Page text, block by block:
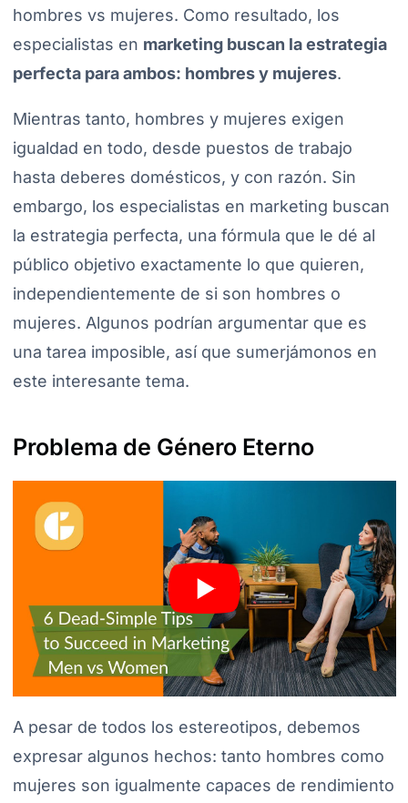
hombres vs mujeres. Como resultado, los
especialistas en marketing buscan la estrategia
perfecta para ambos: hombres y mujeres.
Mientras tanto, hombres y mujeres exigen
igualdad en todo, desde puestos de trabajo
hasta deberes domésticos, y con razón. Sin
embargo, los especialistas en marketing buscan
la estrategia perfecta, una fórmula que le dé al
público objetivo exactamente lo que quieren,
independientemente de si son hombres o
mujeres. Algunos podrían argumentar que es
una tarea imposible, así que sumerjámonos en
este interesante tema.
Problema de Género Eterno
A pesar de todos los estereotipos, debemos
expresar algunos hechos: tanto hombres como
mujeres son igualmente capaces de rendimiento